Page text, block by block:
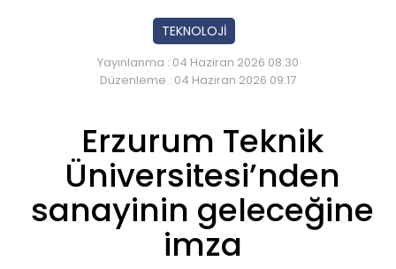
TEKNOLOJİ
Yayınlanma : 04 Haziran 2026 08:30
Düzenleme : 04 Haziran 2026 09:17
Erzurum Teknik
Üniversitesi’nden
sanayinin geleceğine
imza